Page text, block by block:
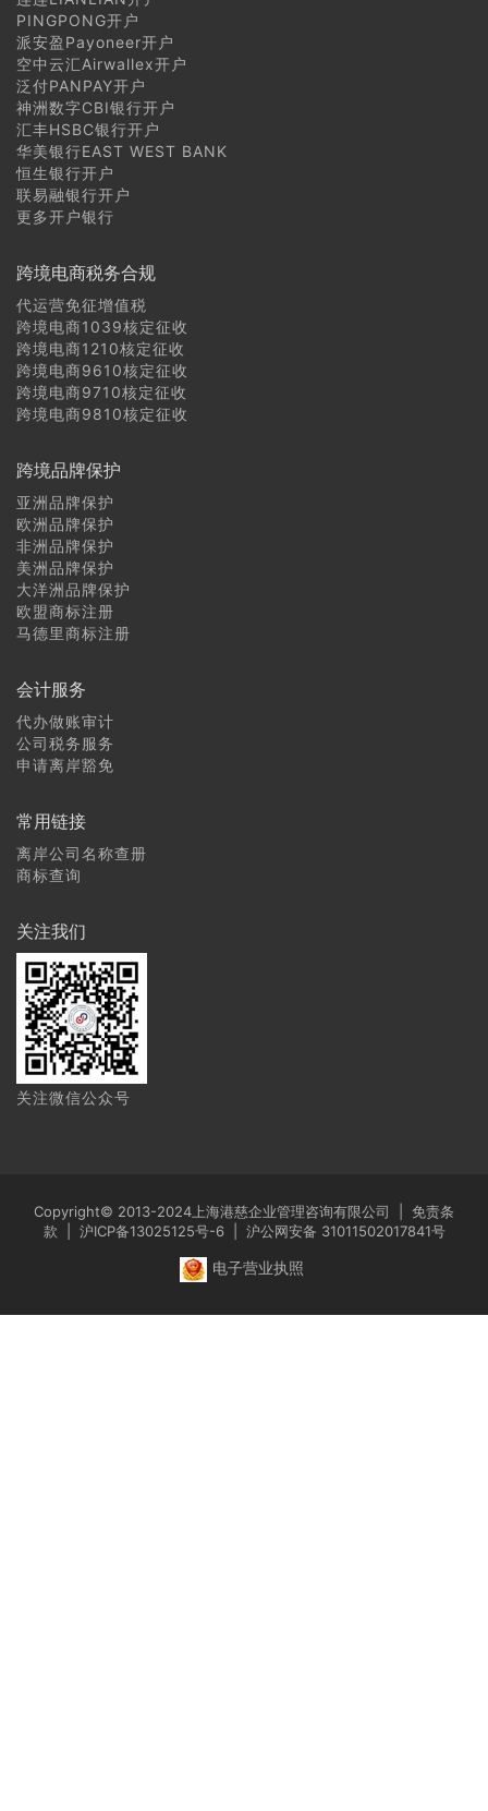
PINGPONG开户
派安盈Payoneer开户
空中云汇Airwallex开户
泛付PANPAY开户
神洲数字CBI银行开户
汇丰HSBC银行开户
华美银行EAST WEST BANK
恒生银行开户
联易融银行开户
更多开户银行
跨境电商税务合规
代运营免征增值税
跨境电商1039核定征收
跨境电商1210核定征收
跨境电商9610核定征收
跨境电商9710核定征收
跨境电商9810核定征收
跨境品牌保护
亚洲品牌保护
欧洲品牌保护
非洲品牌保护
美洲品牌保护
大洋洲品牌保护
欧盟商标注册
马德里商标注册
会计服务
代办做账审计
公司税务服务
申请离岸豁免
常用链接
离岸公司名称查册
商标查询
关注我们
关注微信公众号
Copyright© 2013-2024上海港慈企业管理咨询有限公司 | 免责条
款
沪ICP备13025125号-6| 沪公网安备 31011502017841号
电子营业执照